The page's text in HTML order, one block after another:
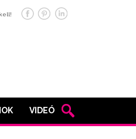
VIDEÓ